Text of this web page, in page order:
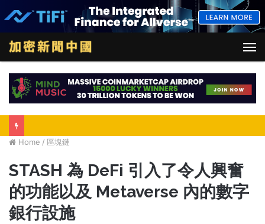
Home / 區塊鏈
STASH 為 DeFi 引入了令人興奮
的功能以及 Metaverse 內的數字
銀行設施